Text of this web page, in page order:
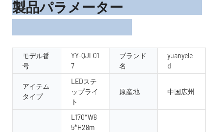
製品パラメーター
モデル番
号
YY-QJL01
7
ブランド
名
yuanyele
d
アイテム
タイプ
LEDステ
ップライ
ト
原産地 中国広州
L170*W8
5*H28m